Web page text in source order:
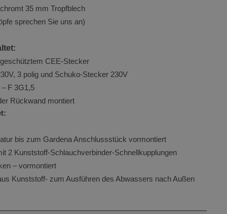
35 mm Tropfblech
sprechen Sie uns an)
CEE-Stecker
3 polig und Schuko-Stecker 230V
F 3G1,5
Rückwand montiert
bis zum Gardena Anschlussstück vormontiert
2 Kunststoff-Schlauchverbinder-Schnellkupplungen
– vormontiert
Kunststoff- zum Ausführen des Abwassers nach Außen
Universal
Cookie
zu
generierte
Es ist in
von
für